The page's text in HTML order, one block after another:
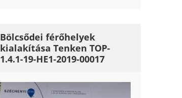
Bölcsődei férőhelyek
kialakítása Tenken TOP-
1.4.1-19-HE1-2019-00017